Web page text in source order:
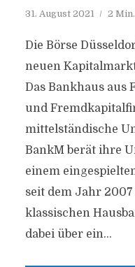
31. August 2021 2
Die Börse
neuen
Das Bankhaus aus
und
mittelständische
BankM berät ihre
einem
seit dem Jahr
klassischen
dabei über ein...